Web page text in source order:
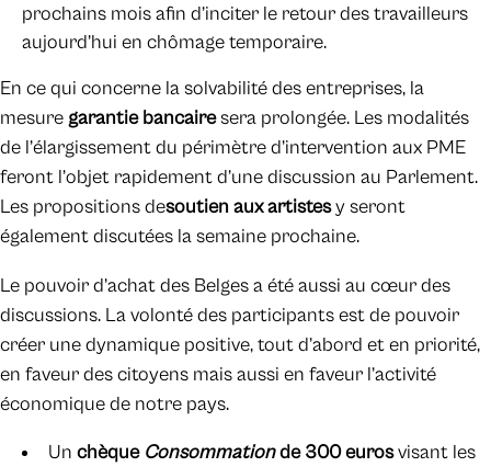
prochains mois afin d’inciter le retour des travailleurs
aujourd’hui en chômage temporaire.
En ce qui concerne la solvabilité des entreprises, la
mesure garantie bancairesera prolongée. Les modalités
de l’élargissement du périmètre d’intervention aux PME
feront l’objet rapidement d’une discussion au Parlement.
Les propositions desoutien aux artistesy seront
également discutées la semaine prochaine.
Le pouvoir d’achat des Belges a été aussi au cœur des
discussions. La volonté des participants est de pouvoir
créer une dynamique positive, tout d’abord et en priorité,
en faveur des citoyens mais aussi en faveur l’activité
économique de notre pays.
Un chèque Consommationde 300 eurosvisant les